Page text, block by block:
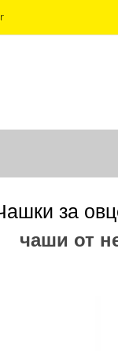
за
чаши от